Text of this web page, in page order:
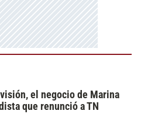
el negocio de Marina
que renunció a TN